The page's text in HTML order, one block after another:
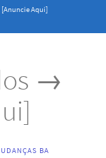
Aqui]
→
BA